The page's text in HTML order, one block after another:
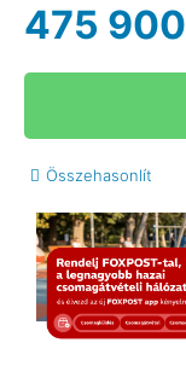
475 900
Összehasonlít